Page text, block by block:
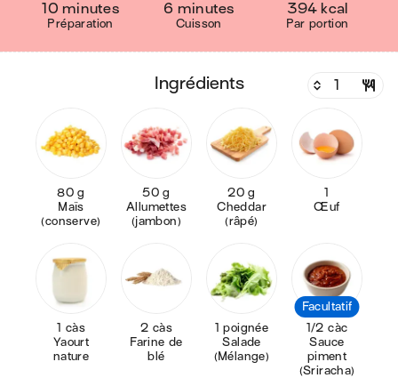
10 minutes
Préparation
6 minutes
Cuisson
394 kcal
Par portion
ingrédients
80 g
Maïs
(conserve)
50 g
Allumettes
(jambon)
20 g
Cheddar
(râpé)
1
Œuf
1 càs
Yaourt
nature
2 càs
Farine de
blé
1 poignée
Salade
(Mélange)
Facultatif
1/2 càc
Sauce
piment
(Sriracha)